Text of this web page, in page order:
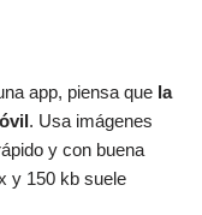
app, piensa que la
. Usa imágenes
y con buena
y 150 kb suele